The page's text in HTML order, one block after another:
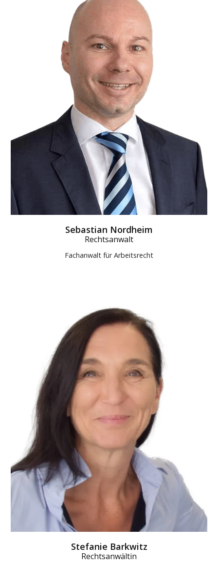
Sebastian Nordheim
Rechtsanwalt
Fachanwalt für Arbeitsrecht
Stefanie Barkwitz
Rechtsanwältin